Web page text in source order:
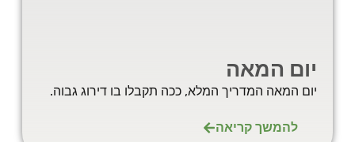
יום המאה
יום המאה המדריך המלא, ככה תקבלו בו דירוג גבוה.
להמשך קריאה